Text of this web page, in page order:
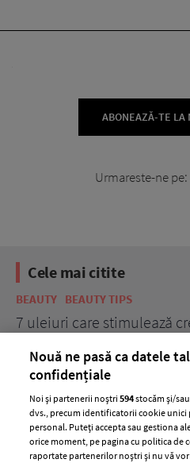
ABONEAZĂ-TE LA
Urmareste-ne pe:
Cele mai citite
BEAUTY BEAUTY TIPS
7 uleiuri care stimulează
Nouă ne pasă ca datele
confidențiale
Noi și partenerii noștri594stocăm și/
dvs., precum identificatorii cookie
personal. Puteți accepta sau gestiona
orice moment, pe pagina cu politica de
raportate partenerilor noștri și nu vă